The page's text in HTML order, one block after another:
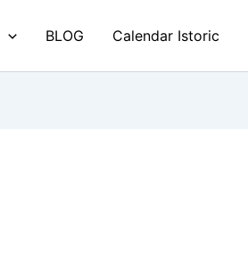
BLOG Calendar Istoric